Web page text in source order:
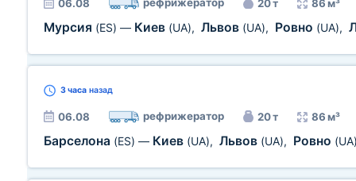
06.08 20 т 86 м³
Мурсия (ES) — Киев (UA), Львов (UA), Ровно (UA),
3 часа назад
06.08 рефрижератор 20 т 86 м³
Барселона (ES) — Киев (UA), Львов (UA), Ровно